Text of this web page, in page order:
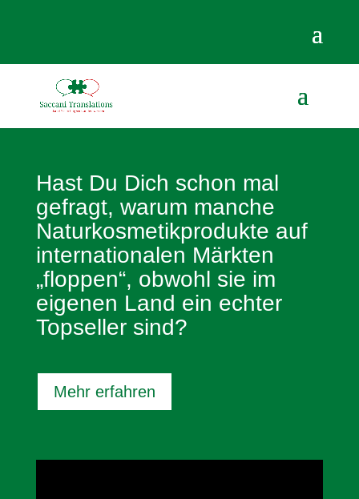
Hast Du Dich schon mal
gefragt, warum manche
Naturkosmetikprodukte auf
internationalen Märkten
„floppen“, obwohl sie im
eigenen Land ein echter
Topseller sind?
Mehr erfahren